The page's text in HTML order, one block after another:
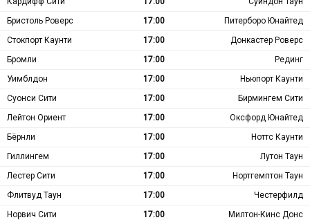
Бристоль Роверс
17:00
Питерборо Юнайтед
Стокпорт Каунти
17:00
Донкастер Роверс
Бромли
17:00
Рединг
Уимблдон
17:00
Ньюпорт Каунти
Суонси Сити
17:00
Бирмингем Сити
Лейтон Ориент
17:00
Оксфорд Юнайтед
Бёрнли
17:00
Ноттс Каунти
Гиллингем
17:00
Лутон Таун
Лестер Сити
17:00
Нортгемптон Таун
Флитвуд Таун
17:00
Честерфилд
Норвич Сити
17:00
Милтон-Кинс Донс